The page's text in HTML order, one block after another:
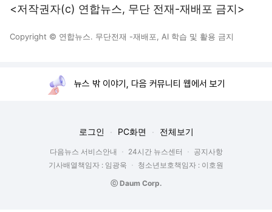
<저작권자(c) 연합뉴스, 무단 전재-재배포 금지>
Copyright © 연합뉴스. 무단전재 -재배포, AI 학습 및 활용 금지
뉴스 밖 이야기, 다음 커뮤니티 웹에서 보기
로그인 PC화면 전체보기
다음뉴스 서비스안내 24시간 뉴스센터
공지사항
기사배열책임자 : 임광욱
청소년보호책임자 : 이호원
ⓒ Daum Corp.